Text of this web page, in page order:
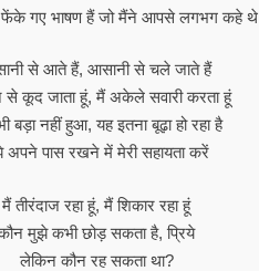
फेंके गए भाषण हैं जो मैंने आपसे लगभग कहे थे
से आते हैं, आसानी से चले जाते हैं
से कूद जाता हूं, मैं अकेले सवारी करता हूं
बड़ा नहीं हुआ, यह इतना बूढ़ा हो रहा है
अपने पास रखने में मेरी सहायता करें
मैं तीरंदाज रहा हूं, मैं शिकार रहा हूं
मुझे कभी छोड़ सकता है, प्रिये
लेकिन कौन रह सकता था?